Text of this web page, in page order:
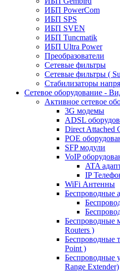
ИБП PowerCom
ИБП SPS
ИБП SVEN
ИБП Tuncmatik
ИБП Ultra Power
Преобразователи
Сетевые фильтры
Сетевые фильтры (
Стабилизаторы
Сетевое оборудование -
Активное сетевое
3G модемы
ADSL
Direct Attached
POE
SFP модули
VoIP
ATA
IP
WiFi Антенны
Беспроводные
Беспроводные
Routers )
Беспроводные
Point )
Беспроводные
Range Extender)